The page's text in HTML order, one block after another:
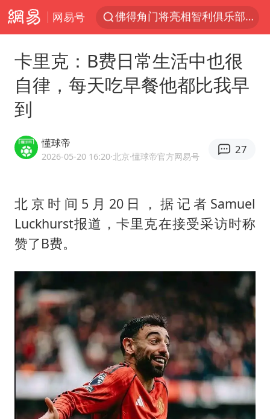
网易号
中方回应是否在太平洋海底开采稀土
宇树科技王兴兴身家有望超200亿元
U17国足1分钟轰2球
法国将禁止“未经同意的电话营销”
24小时不关空调 电费会更低吗
多地要求领导干部带头休假
吉林一“温度计大楼”读数爆表
东方甄选被判赔偿江小白30万元
奋进开新局 实干挑大梁
卡里克：B费日常生活中也很
自律，每天吃早餐他都比我早
到
懂球帝
2026-05-20 16:20·北京·懂球帝官方网易号
27
北京时间5月20日，据记者Samuel
Luckhurst报道，卡里克在接受采访时称
赞了B费。